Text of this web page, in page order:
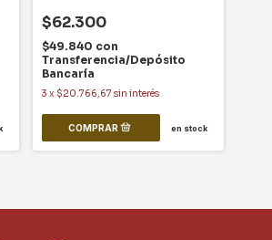
$62.300
$49.840 con
Transferencia/Depósito
Bancaría
3 x $20.766,67 sin interés
en stock